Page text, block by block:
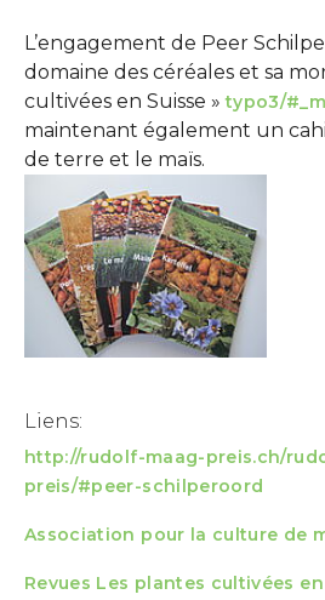
Show larger version
L’engagement de Peer
domaine des céréales et sa
cultivées en Suisse »typo3/
maintenant également un
de terre et le maïs.
Liens:
http://rudolf-maag-preis.ch/
preis/#peer-schilperoord
Association pour la culture de
Revues Les plantes cultivées